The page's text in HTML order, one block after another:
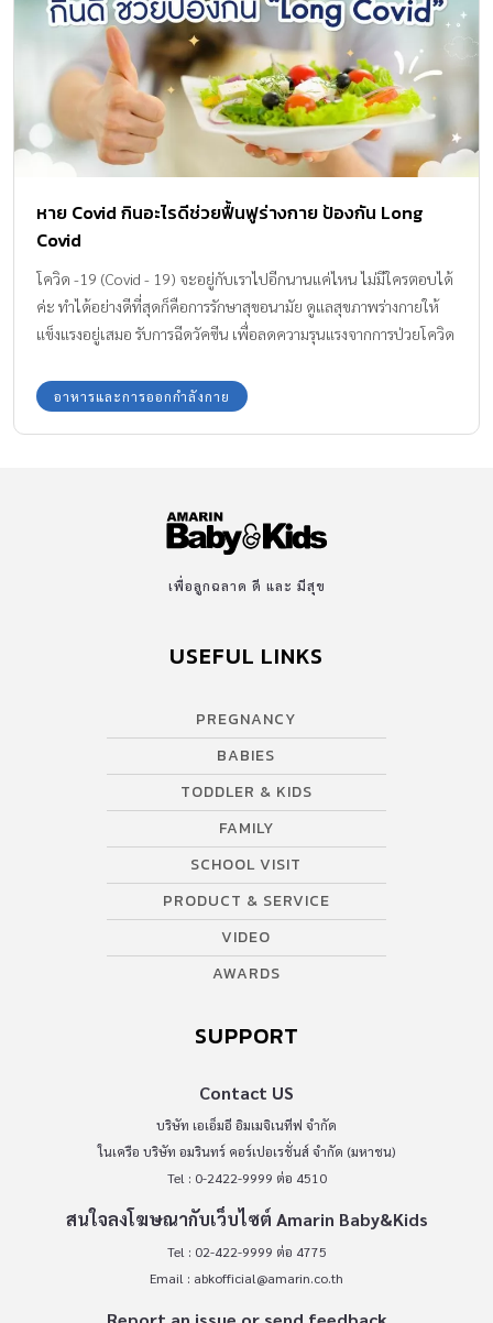
หาย Covid กินอะไรดีช่วยฟื้นฟูร่างกาย ป้องกัน Long
Covid
โควิด -19 (Covid - 19) จะอยู่กับเราไปอีกนานแค่ไหน ไม่มีใครตอบได้
ค่ะ ทำได้อย่างดีที่สุดก็คือการรักษาสุขอนามัย ดูแลสุขภาพร่างกายให้
แข็งแรงอยู่เสมอ รับการฉีดวัคซีน เพื่อลดความรุนแรงจากการป่วยโควิด
Covid กำลังรักษาอยู่ กองบรรณาธิการ Amarin Baby & Kids มีวิธีดูแล
ฟื้นฟูร่างกายหลังหายโควิด -19 ด้วยการรับประทานอาหารและวิตามิน
อาหารและการออกกำลังกาย
เพื่อลูกฉลาด ดี และ มีสุข
USEFUL LINKS
PREGNANCY
BABIES
TODDLER & KIDS
FAMILY
SCHOOL VISIT
PRODUCT & SERVICE
VIDEO
AWARDS
SUPPORT
Contact US
บริษัท เอเอ็มอี อิมเมจิเนทีฟ จำกัด
ในเครือ บริษัท อมรินทร์ คอร์เปอเรชั่นส์ จำกัด (มหาชน)
Tel : 0-2422-9999 ต่อ 4510
สนใจลงโฆษณากับเว็บไซต์ Amarin Baby&Kids
Tel : 02-422-9999 ต่อ 4775
Email : abkofficial@amarin.co.th